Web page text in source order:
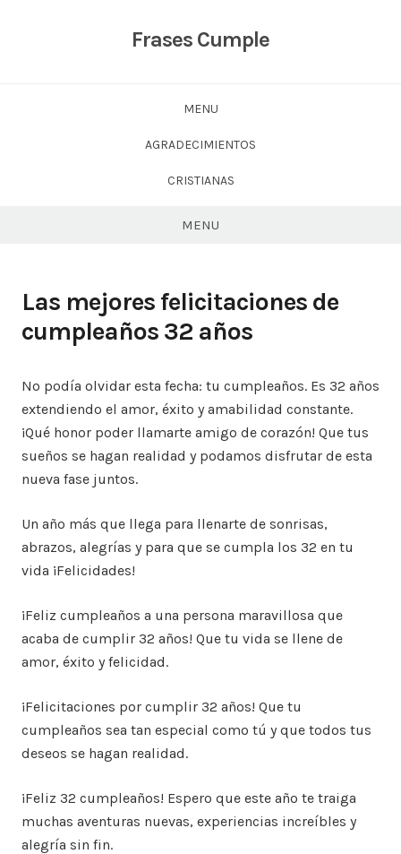
Frases Cumple
MENU
AGRADECIMIENTOS
CRISTIANAS
MENU
Las mejores felicitaciones de
cumpleaños 32 años
No podía olvidar esta fecha: tu cumpleaños. Es 32 años
extendiendo el amor, éxito y amabilidad constante.
¡Qué honor poder llamarte amigo de corazón! Que tus
sueños se hagan realidad y podamos disfrutar de esta
nueva fase juntos.
Un año más que llega para llenarte de sonrisas,
abrazos, alegrías y para que se cumpla los 32 en tu
vida ¡Felicidades!
¡Feliz cumpleaños a una persona maravillosa que
acaba de cumplir 32 años! Que tu vida se llene de
amor, éxito y felicidad.
¡Felicitaciones por cumplir 32 años! Que tu
cumpleaños sea tan especial como tú y que todos tus
deseos se hagan realidad.
¡Feliz 32 cumpleaños! Espero que este año te traiga
muchas aventuras nuevas, experiencias increíbles y
alegría sin fin.